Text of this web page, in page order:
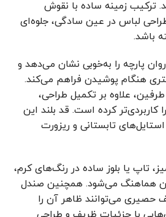
ترکیب زمینه ساده با نقوش
لباس در عین سادگی، جلوه‌ای
باشد.
پارچه را به‌خوبی نشان می‌دهد و
هنگام پوشیدن فراهم می‌کند.
علاوه بر تکمیل طراحی،
کاربردی‌تر کرده است. قد بلند این
استایل‌های تابستانی و ریزورت
تاپ یا بلوز ساده در رنگ‌های کرم،
هماهنگ می‌شود. همچنین صندل
می‌توانند ظاهر آن را